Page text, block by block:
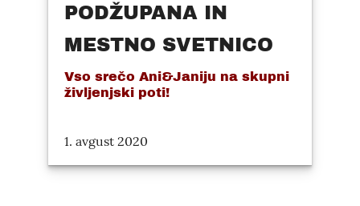
PODŽUPANA IN
MESTNO SVETNICO
Vso srečo Ani&Janiju na skupni
življenjski poti!
1. avgust 2020